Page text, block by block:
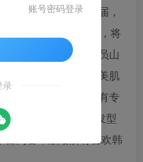
，韩流威力无远弗届，
第一次的韩国特集，将
热爱韩流的人气演员山
国美容情报，公开美肌
动的韩妆品牌，还有专
型范本，时髦韩流发型
内容，献给所有喜欢韩
账号密码登录
录